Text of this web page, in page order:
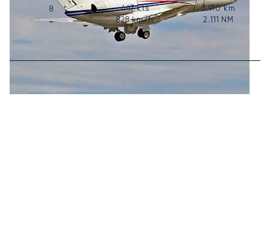
8 447kts
828km/h
3.910km
2.111 NM